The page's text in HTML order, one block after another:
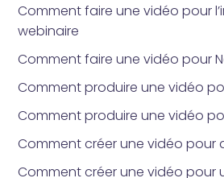
Comment faire une vidéo pour
webinaire
Comment faire une vidéo pour
Comment produire une vidéo
Comment produire une vidéo
Comment créer une vidéo pour
Comment créer une vidéo pour